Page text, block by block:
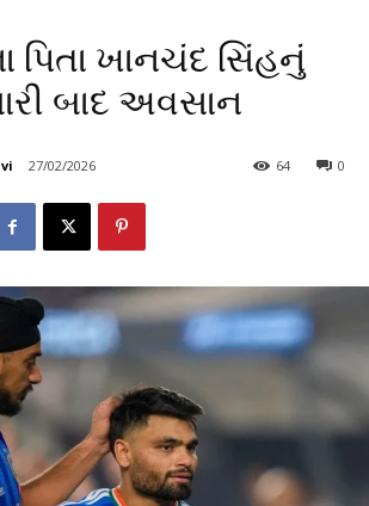
પિતા ખાનચંદ સિંહનું
બાદ અવસાન
27/02/2026 0
64